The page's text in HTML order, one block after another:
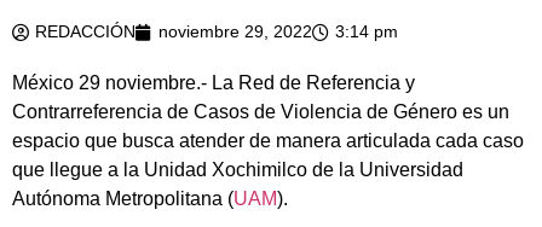
REDACCIÓN noviembre 29, 2022 3:14 pm
México 29 noviembre.- La Red de Referencia y
Contrarreferencia de Casos de Violencia de Género es un
espacio que busca atender de manera articulada cada caso
que llegue a la Unidad Xochimilco de la Universidad
Autónoma Metropolitana (UAM).